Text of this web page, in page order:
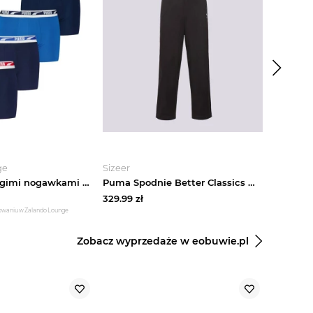
Bokserki z długimi nogawkami Puma granatowy
w Zalando Lounge
Sizeer
Puma Spodnie Better Classics Woven Pants czarny
329.99 zł
Zobacz wyprzedaże w eobuwie.pl